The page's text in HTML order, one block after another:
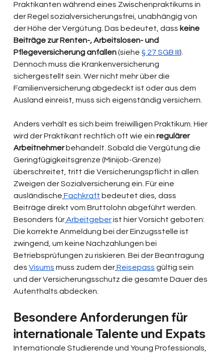
Praktikanten während eines Zwischenpraktikums in
der Regel sozialversicherungsfrei, unabhängig von
der Höhe der Vergütung. Das bedeutet, dass keine
Beiträge zur Renten-, Arbeitslosen- und
Pflegeversicherung anfallen (siehe § 27 SGB III).
Dennoch muss die Krankenversicherung
sichergestellt sein. Wer nicht mehr über die
Familienversicherung abgedeckt ist oder aus dem
Ausland einreist, muss sich eigenständig versichern.
Anders verhält es sich beim freiwilligen Praktikum. Hier
wird der Praktikant rechtlich oft wie ein regulärer
Arbeitnehmer behandelt. Sobald die Vergütung die
Geringfügigkeitsgrenze (Minijob-Grenze)
überschreitet, tritt die Versicherungspflicht in allen
Zweigen der Sozialversicherung ein. Für eine
ausländische Fachkraft bedeutet dies, dass
Beiträge direkt vom Bruttolohn abgeführt werden.
Besonders fürArbeitgeber ist hier Vorsicht geboten:
Die korrekte Anmeldung bei der Einzugsstelle ist
zwingend, um keine Nachzahlungen bei
Betriebsprüfungen zu riskieren. Bei der Beantragung
des Visums muss zudem derReisepass gültig sein
und der Versicherungsschutz die gesamte Dauer des
Aufenthalts abdecken.
Besondere Anforderungen für
internationale Talente und Expats
Internationale Studierende und Young Professionals,